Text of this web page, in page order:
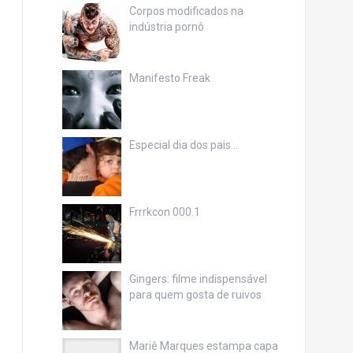
Corpos modificados na
indústria pornô
Manifesto Freak
Especial dia dos pais…
Frrrkcon 000.1
Gingers: filme indispensável
para quem gosta de ruivos
Mariê Marques estampa capa